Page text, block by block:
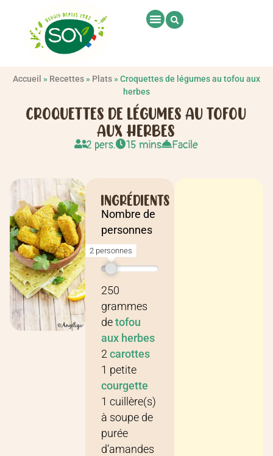
Accueil » Recettes » Plats » Croquettes de légumes au tofou aux
herbes
CROQUETTES DE LÉGUMES AU TOFOU
AUX HERBES
2 pers. 15 mins Facile
INGRÉDIENTS
Nombre de
personnes
2 personnes
Recette pour
250
grammes
de tofou
aux herbes
2 carottes
1 petite
courgette
1 cuillère(s)
à soupe de
purée
d’amandes